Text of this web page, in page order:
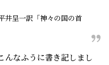
井呈一訳「神々の国の首
んなふうに書き記しまし